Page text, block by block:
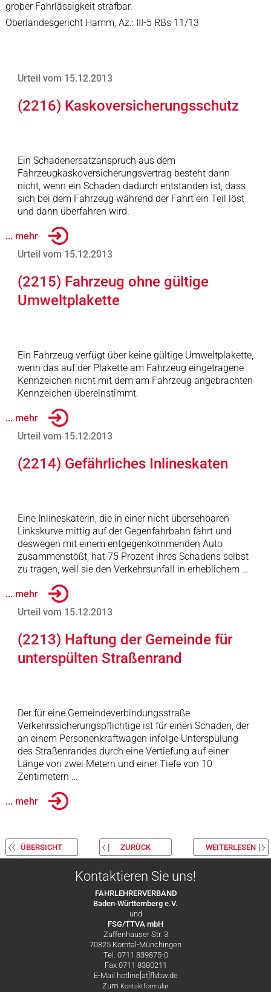
grober Fahrlässigkeit strafbar.
Oberlandesgericht Hamm, Az.: III-5 RBs 11/13
Urteil vom 15.12.2013
(2216) Kaskoversicherungsschutz
Ein Schadenersatzanspruch aus dem
Fahrzeugkaskoversicherungsvertrag besteht dann
nicht, wenn ein Schaden dadurch entstanden ist, dass
sich bei dem Fahrzeug während der Fahrt ein Teil löst
und dann überfahren wird.
... mehr
Urteil vom 15.12.2013
(2215) Fahrzeug ohne gültige
Umweltplakette
Ein Fahrzeug verfügt über keine gültige Umweltplakette,
wenn das auf der Plakette am Fahrzeug eingetragene
Kennzeichen nicht mit dem am Fahrzeug angebrachten
Kennzeichen übereinstimmt.
... mehr
Urteil vom 15.12.2013
(2214) Gefährliches Inlineskaten
Eine Inlineskaterin, die in einer nicht übersehbaren
Linkskurve mittig auf der Gegenfahrbahn fährt und
deswegen mit einem entgegenkommenden Auto
zusammenstößt, hat 75 Prozent ihres Schadens selbst
zu tragen, weil sie den Verkehrsunfall in erheblichem …
... mehr
Urteil vom 15.12.2013
(2213) Haftung der Gemeinde für
unterspülten Straßenrand
Der für eine Gemeindeverbindungsstraße
Verkehrssicherungspflichtige ist für einen Schaden, der
an einem Personenkraftwagen infolge Unterspülung
des Straßenrandes durch eine Vertiefung auf einer
Länge von zwei Metern und einer Tiefe von 10
Zentimetern …
... mehr
ÜBERSICHT ZURÜCK WEITERLESEN
Kontaktieren Sie uns!
FAHRLEHRERVERBAND
Baden-Württemberg e.V.
und
FSG/TTVA mbH
Zuffenhauser Str. 3
70825 Korntal-Münchingen
Tel. 0711 839875-0
Fax 0711 8380211
E-Mail hotline[at]flvbw.de
Zum Kontaktformular